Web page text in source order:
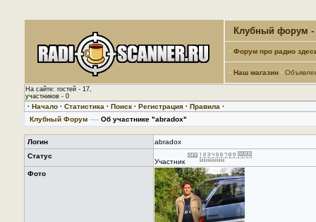
Клубный форум -
· Форум про радио
· Наш магазин ·
На сайте: гостей - 17,
участников - 0
· Начало · Статистика · Поиск · Регистрация · Правила ·
Клубный Форум —› Об участнике "abradox"
Логин
abradox
Статус
Участник
Фото